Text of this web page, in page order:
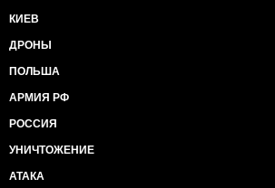
КИЕВ
ДРОНЫ
ПОЛЬША
АРМИЯ РФ
РОССИЯ
УНИЧТОЖЕНИЕ
АТАКА